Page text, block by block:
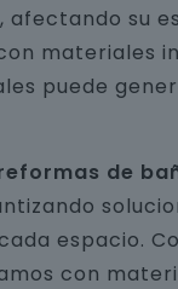
afectando su
materiales
puede
de
espacio.
con